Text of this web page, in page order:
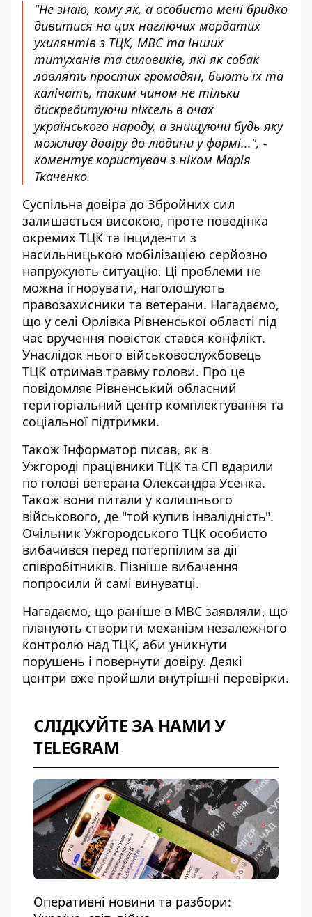
"Не знаю, кому як, а особисто мені бридко
дивитися на цих наглючих мордатих
ухилянтів з ТЦК, МВС та інших
титуханів та силовиків, які як собак
ловлять простих громадян, бьють їх та
калічать, таким чином не тільки
дискредитуючи піксель в очах
українського народу, а знищуючи будь-яку
можливу довіру до людини у формі...", -
коментує користувач з ніком Марія
Ткаченко.
Суспільна довіра до Збройних сил
залишається високою, проте поведінка
окремих ТЦК та інциденти з
насильницькою мобілізацією серйозно
напружують ситуацію. Ці проблеми не
можна ігнорувати, наголошують
правозахисники та ветерани. Нагадаємо,
що у селі Орлівка Рівненської області під
час вручення повісток стався конфлікт.
Унаслідок нього військовослужбовець
ТЦК отримав травму голови. Про це
повідомляє Рівненський обласний
територіальний центр комплектування та
соціальної підтримки.
Також Інформатор писав, як в
Ужгороді працівники ТЦК та СП вдарили
по голові ветерана Олександра Усенка.
Також вони питали у колишнього
військового, де "той купив інвалідність".
Очільник Ужгородського ТЦК особисто
вибачився перед потерпілим за дії
співробітників. Пізніше вибачення
попросили й самі винуватці.
Нагадаємо, що раніше в МВС заявляли, що
планують створити механізм незалежного
контролю над ТЦК, аби уникнути
порушень і повернути довіру. Деякі
центри вже пройшли внутрішні перевірки.
СЛІДКУЙТЕ ЗА НАМИ У
TELEGRAM
Оперативні новини та разбори: